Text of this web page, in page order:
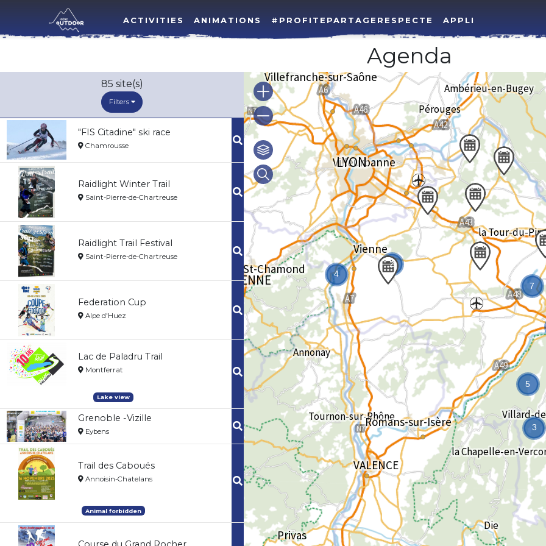
ACTIVITIES ANIMATIONS #PROFITEPARTAGERESPECTE APPLI
Agenda
85 site(s)
Filters
"FIS Citadine" ski race
Chamrousse
Raidlight Winter Trail
Saint-Pierre-de-Chartreuse
Raidlight Trail Festival
Saint-Pierre-de-Chartreuse
Federation Cup
Alpe d'Huez
Lac de Paladru Trail
Montferrat
Lake view
Grenoble -Vizille
Eybens
Trail des Caboués
Annoisin-Chatelans
Animal forbidden